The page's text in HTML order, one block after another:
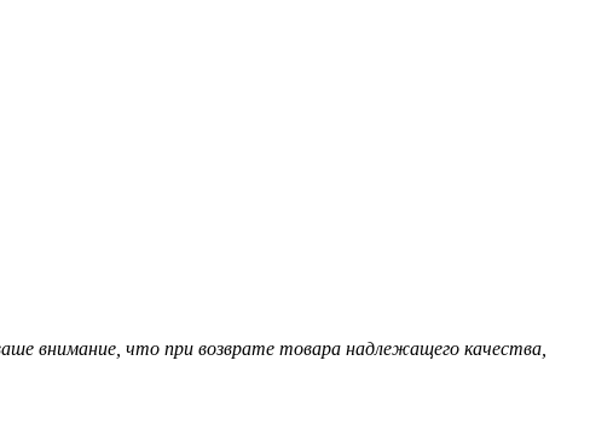
внимание, что при возврате товара надлежащего качества,